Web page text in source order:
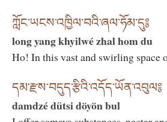
ཀློང་ཡངས་འཁྱིལ་བའི་ཞལ་ཧོམ་དུ༔
long yang khyilwé zhal hom du
Ho! In this vast and swirling space
དམ་རྫས་བདུད་རྩིའི་འདོད་ཡོན་འབུལ༔
damdzé dütsi döyön bul